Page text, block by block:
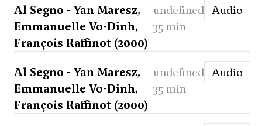
Al Segno - Yan Maresz,
Emmanuelle Vo-Dinh,
François Raffinot (2000)
undefined
35 min
Audio
Al Segno - Yan Maresz,
Emmanuelle Vo-Dinh,
François Raffinot (2000)
undefined
35 min
Audio